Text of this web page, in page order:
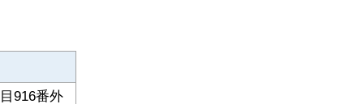
916番外